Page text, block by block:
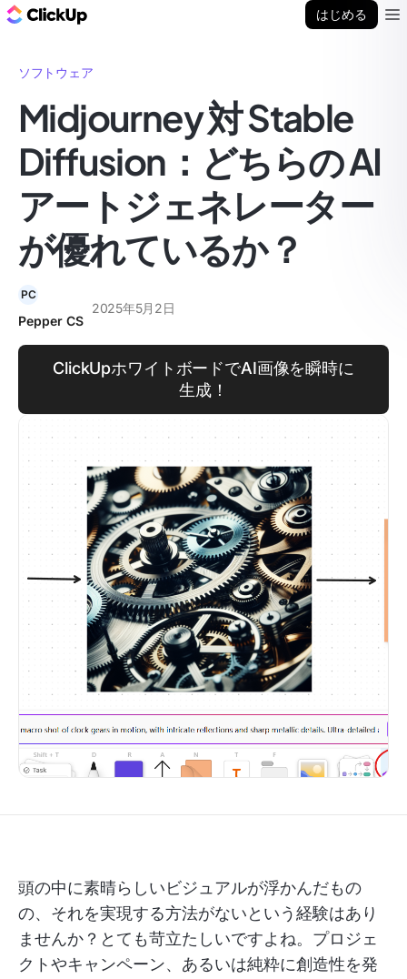
はじめる
ソフトウェア
Midjourney 対 Stable
Diffusion：どちらの AI
アートジェネレーター
が優れているか？
PC
Pepper CS
2025年5月2日
ClickUpホワイトボードでAI画像を瞬時に
生成！
頭の中に素晴らしいビジュアルが浮かんだもの
の、それを実現する方法がないという経験はあり
ませんか？とても苛立たしいですよね。プロジェ
クトやキャンペーン、あるいは純粋に創造性を発